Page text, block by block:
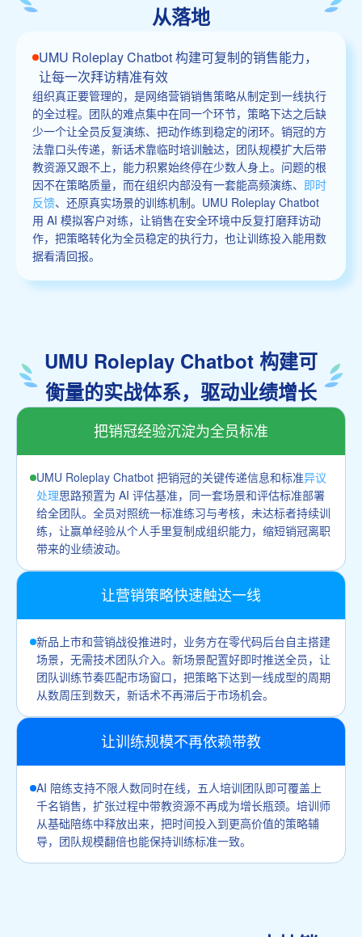
从落地
UMU Roleplay Chatbot 构建可复制的销售能力，
让每一次拜访精准有效
组织真正要管理的，是网络营销销售策略从制定到一线执行
的全过程。团队的难点集中在同一个环节，策略下达之后缺
少一个让全员反复演练、把动作练到稳定的闭环。销冠的方
法靠口头传递，新话术靠临时培训触达，团队规模扩大后带
教资源又跟不上，能力积累始终停在少数人身上。问题的根
因不在策略质量，而在组织内部没有一套能高频演练、 即时
反馈、还原真实场景的训练机制。UMU Roleplay Chatbot
用 AI 模拟客户对练，让销售在安全环境中反复打磨拜访动
作，把策略转化为全员稳定的执行力，也让训练投入能用数
据看清回报。
UMU Roleplay Chatbot 构建可
衡量的实战体系，驱动业绩增长
把销冠经验沉淀为全员标准
UMU Roleplay Chatbot 把销冠的关键传递信息和标准异议
处理思路预置为 AI 评估基准，同一套场景和评估标准部署
给全团队。全员对照统一标准练习与考核，未达标者持续训
练，让赢单经验从个人手里复制成组织能力，缩短销冠离职
带来的业绩波动。
让营销策略快速触达一线
新品上市和营销战役推进时，业务方在零代码后台自主搭建
场景，无需技术团队介入。新场景配置好即时推送全员，让
团队训练节奏匹配市场窗口，把策略下达到一线成型的周期
从数周压到数天，新话术不再滞后于市场机会。
让训练规模不再依赖带教
AI 陪练支持不限人数同时在线，五人培训团队即可覆盖上
千名销售，扩张过程中带教资源不再成为增长瓶颈。培训师
从基础陪练中释放出来，把时间投入到更高价值的策略辅
导，团队规模翻倍也能保持训练标准一致。